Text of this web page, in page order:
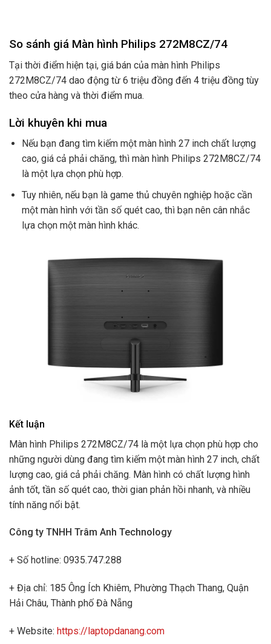
So sánh giá Màn hình Philips 272M8CZ/74
Tại thời điểm hiện tại, giá bán của màn hình Philips
272M8CZ/74 dao động từ 6 triệu đồng đến 4 triệu đồng tùy
theo cửa hàng và thời điểm mua.
Lời khuyên khi mua
Nếu bạn đang tìm kiếm một màn hình 27 inch chất lượng
cao, giá cả phải chăng, thì màn hình Philips 272M8CZ/74
là một lựa chọn phù hợp.
Tuy nhiên, nếu bạn là game thủ chuyên nghiệp hoặc cần
một màn hình với tần số quét cao, thì bạn nên cân nhắc
lựa chọn một màn hình khác.
Kết luận
Màn hình Philips 272M8CZ/74 là một lựa chọn phù hợp cho
những người dùng đang tìm kiếm một màn hình 27 inch, chất
lượng cao, giá cả phải chăng. Màn hình có chất lượng hình
ảnh tốt, tần số quét cao, thời gian phản hồi nhanh, và nhiều
tính năng nổi bật.
Công ty TNHH Trâm Anh Technology
+ Số hotline: 0935.747.288
+ Địa chỉ: 185 Ông Ích Khiêm, Phường Thạch Thang, Quận
Hải Châu, Thành phố Đà Nẵng
+ Website: https://laptopdanang.com